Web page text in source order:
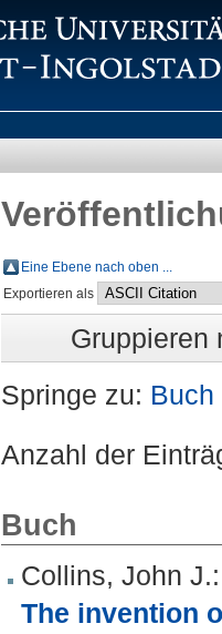
Eine Ebene nach oben ...
Exportieren als
Gruppieren
Springe zu: Buch
Anzahl der
Buch
Collins, John J.:
The invention